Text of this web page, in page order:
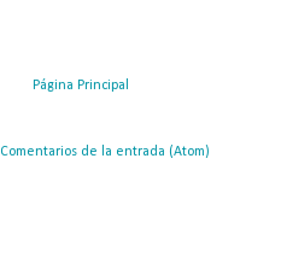
Página Principal
Comentarios de la entrada (Atom)